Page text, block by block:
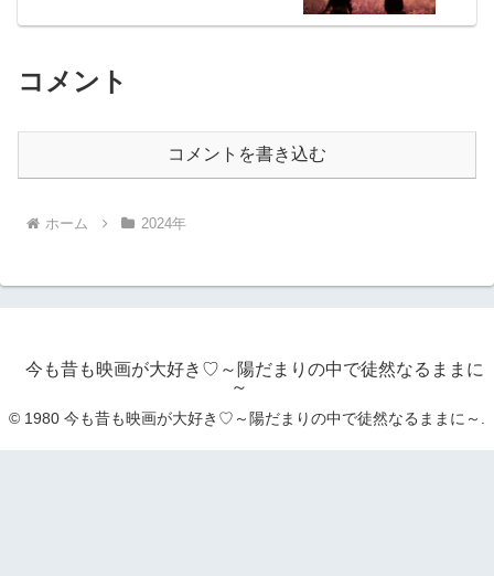
コメント
コメントを書き込む
ホーム 2024年
今も昔も映画が大好き♡～陽だまりの中で徒然なるままに
～
© 1980 今も昔も映画が大好き♡～陽だまりの中で徒然なるままに～.